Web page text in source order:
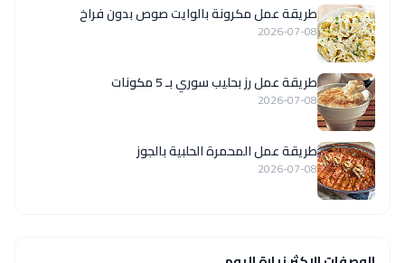
طريقة عمل مكرونة بالوايت صوص بدون فراخ
2026-07-08
طريقة عمل رز بحليب سوري بـ 5 مكونات
2026-07-08
طريقة عمل المحمرة الحلبية بالجوز
2026-07-08